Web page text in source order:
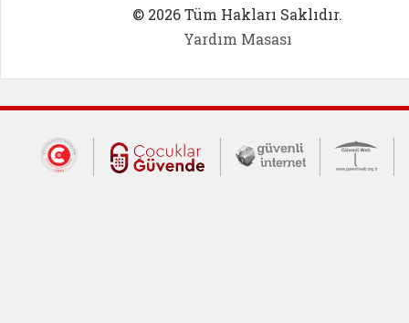
© 2026 Tüm Hakları Saklıdır.
Yardım Masası
Dış Bağlantılar
Cumhurbaşkanlığı İletişim Merkezi
Çocuklar Güvende (yeni
Güvenli